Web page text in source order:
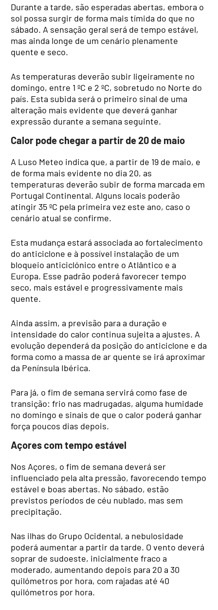
Durante a tarde, são esperadas abertas, embora o
sol possa surgir de forma mais tímida do que no
sábado. A sensação geral será de tempo estável,
mas ainda longe de um cenário plenamente
quente e seco.
As temperaturas deverão subir ligeiramente no
domingo, entre 1 ºC e 2 ºC, sobretudo no Norte do
país. Esta subida será o primeiro sinal de uma
alteração mais evidente que deverá ganhar
expressão durante a semana seguinte.
Calor pode chegar a partir de 20 de maio
A Luso Meteo indica que, a partir de 19 de maio, e
de forma mais evidente no dia 20, as
temperaturas deverão subir de forma marcada em
Portugal Continental. Alguns locais poderão
atingir 35 ºC pela primeira vez este ano, caso o
cenário atual se confirme.
Esta mudança estará associada ao fortalecimento
do anticiclone e à possível instalação de um
bloqueio anticiclónico entre o Atlântico e a
Europa. Esse padrão poderá favorecer tempo
seco, mais estável e progressivamente mais
quente.
Ainda assim, a previsão para a duração e
intensidade do calor continua sujeita a ajustes. A
evolução dependerá da posição do anticiclone e da
forma como a massa de ar quente se irá aproximar
da Península Ibérica.
Para já, o fim de semana servirá como fase de
transição: frio nas madrugadas, alguma humidade
no domingo e sinais de que o calor poderá ganhar
força poucos dias depois.
Açores com tempo estável
Nos Açores, o fim de semana deverá ser
influenciado pela alta pressão, favorecendo tempo
estável e boas abertas. No sábado, estão
previstos períodos de céu nublado, mas sem
precipitação.
Nas ilhas do Grupo Ocidental, a nebulosidade
poderá aumentar a partir da tarde. O vento deverá
soprar de sudoeste, inicialmente fraco a
moderado, aumentando depois para 20 a 30
quilómetros por hora, com rajadas até 40
quilómetros por hora.